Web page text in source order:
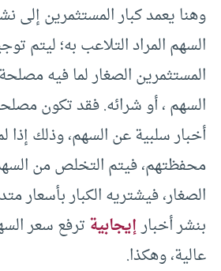
وهنا يعمد كبار المستثمرين إلى
السهم المراد التلاعب به؛ ليتم
المستثمرين الصغار لما فيه
السهم ، أو شرائه. فقد تكون
أخبار سلبية عن السهم، وذلك
محفظتهم، فيتم التخلص من
الصغار، فيشتريه الكبار بأسعار
بنشر أخبارإيجابيةترفع سعر
عالية، وهكذا.